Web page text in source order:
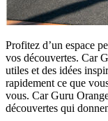
Profitez d’un espace
vos découvertes. Car
utiles et des idées
rapidement ce que
vous. Car Guru
découvertes qui